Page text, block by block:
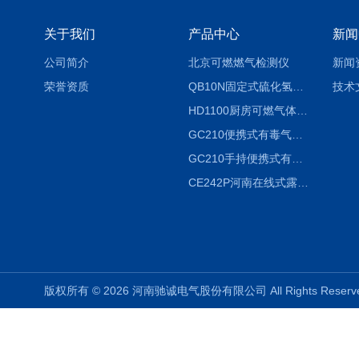
关于我们
公司简介
荣誉资质
产品中心
北京可燃燃气检测仪
QB10N固定式硫化氢气体检测仪H2S气体泄漏探头
HD1100厨房可燃气体泄漏浓度探测器天然气检测仪
GC210便携式有毒气体浓度探测器氨气检测仪养殖场
GC210手持便携式有毒CL2气体探测器氯气检测仪
CE242P河南在线式露点仪
新
新闻
技术
版权所有 © 2026 河南驰诚电气股份有限公司 All Rights